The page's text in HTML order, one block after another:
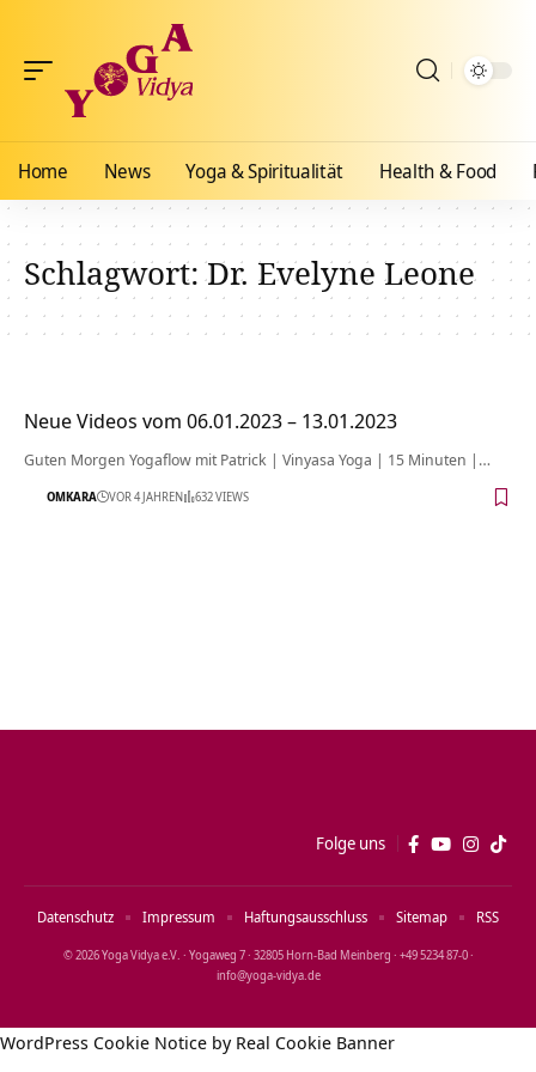
Home News Yoga & Spiritualität Health & Food
Schlagwort:Dr. Evelyne Leone
Neue Videos vom 06.01.2023 – 13.01.2023
Guten Morgen Yogaflow mit Patrick | Vinyasa Yoga | 15 Minuten |…
OMKARA VOR 4 JAHREN 632 VIEWS
Folge uns
© 2026 Yoga Vidya e.V. · Yogaweg 7 · 32805 Horn‑Bad Meinberg · +49 5234 87‑0 ·
info@yoga‑vidya.de
Datenschutz Impressum Haftungsausschluss Sitemap RSS
WordPress Cookie Notice by Real Cookie Banner